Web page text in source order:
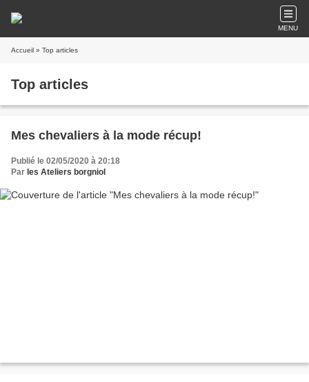
MENU
Accueil » Top articles
Top articles
Mes chevaliers à la mode récup!
Publié le 02/05/2020 à 20:18
Par les Ateliers borgniol